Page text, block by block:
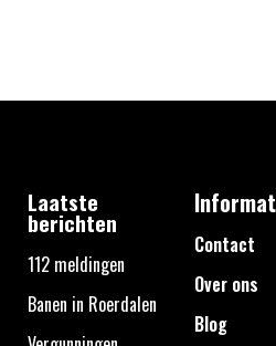
Laatste
berichten
112 meldingen
Banen in Roerdalen
Contact
Over ons
Blog